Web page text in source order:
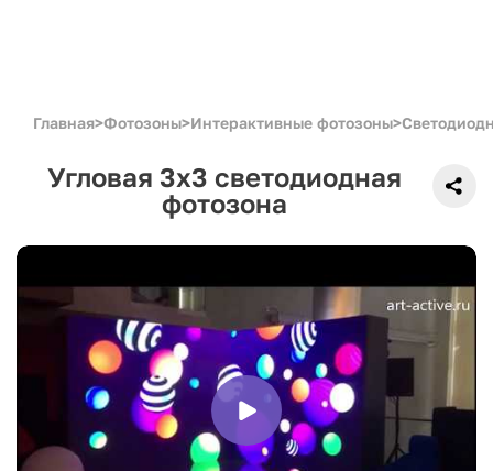
Главная>Фотозоны>Интерактивные фотозоны>
Угловая 3x3 светодиодная
фотозона